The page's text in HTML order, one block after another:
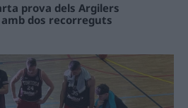
prova dels Argilers
dos recorreguts